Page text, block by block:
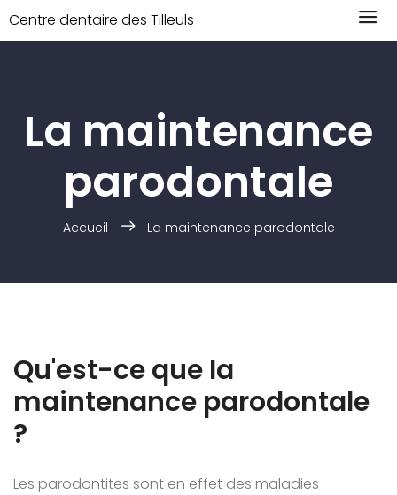
Centre dentaire des Tilleuls
La maintenance
parodontale
Accueil La maintenance parodontale
Qu'est-ce que la
maintenance parodontale
?
Les parodontites sont en effet des maladies